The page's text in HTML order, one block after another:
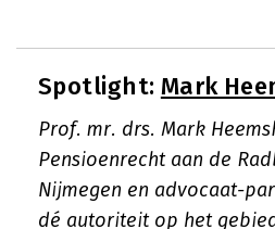
Spotlight: Mark
Prof. mr. drs. Mark
Pensioenrecht aan de
Nijmegen en advocaat-
dé autoriteit op het